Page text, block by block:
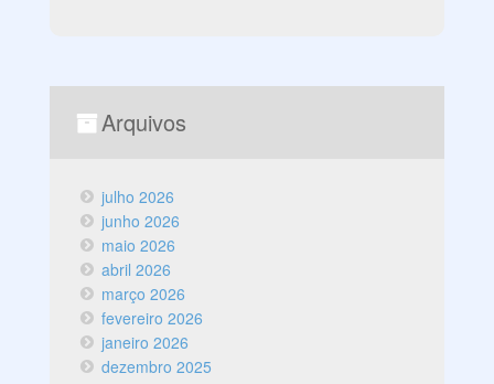
Arquivos
julho 2026
junho 2026
maio 2026
abril 2026
março 2026
fevereiro 2026
janeiro 2026
dezembro 2025